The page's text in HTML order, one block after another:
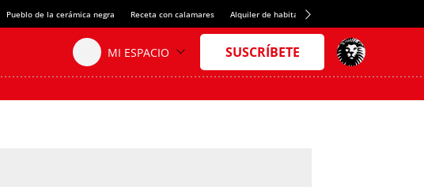
Pueblo de la cerámica negra Receta con calamares Alquiler de habitaciones en España